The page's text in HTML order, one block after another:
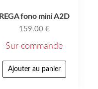
REGA fono mini A2D
159.00 €
Sur commande
Ajouter au panier